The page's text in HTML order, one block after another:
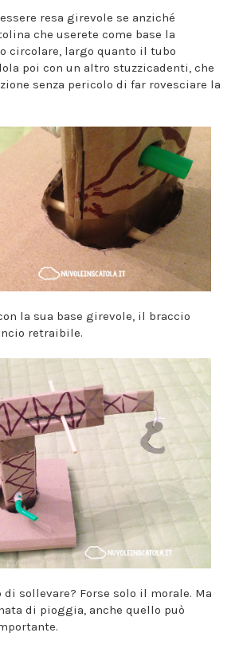
resa girevole se anziché
che userete come base la
circolare, largo quanto il tubo
poi con un altro stuzzicadenti, che
senza pericolo di far rovesciare la
la sua base girevole, il braccio
retraibile.
di sollevare? Forse solo il morale. Ma
di pioggia, anche quello può